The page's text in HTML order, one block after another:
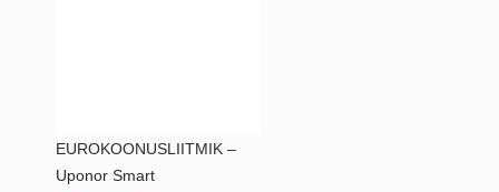
EUROKOONUSLIITMIK –
Uponor Smart